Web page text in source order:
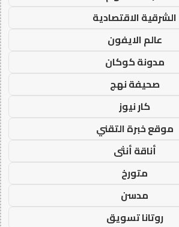
الشرقية الاقتصادية
عالم الايفون
مدونة كوكان
صحيفة نهج
كار نيوز
موقع خبرة التقني
أناقة أنثى
متورخ
مدسن
روتانا تسويق